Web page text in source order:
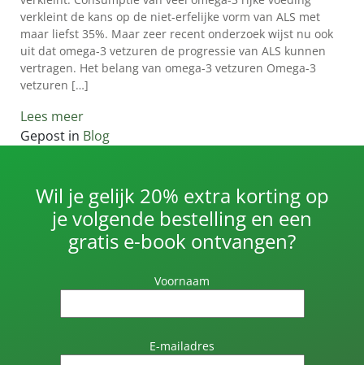
verkleint de kans op de niet-erfelijke vorm van ALS met
maar liefst 35%. Maar zeer recent onderzoek wijst nu ook
uit dat omega-3 vetzuren de progressie van ALS kunnen
vertragen. Het belang van omega-3 vetzuren Omega-3
vetzuren […]
Lees meer
Gepost in Blog
Wil je gelijk 20% extra korting op
je volgende bestelling en een
gratis e-book ontvangen?
Voornaam
E-mailadres
MÖLLER’S?
VOORDELEN
VOOR
KINDEREN
VOORDELEN
VERSCHILLEN
TUSSEN
LEVERTRAAN
GEZOND?